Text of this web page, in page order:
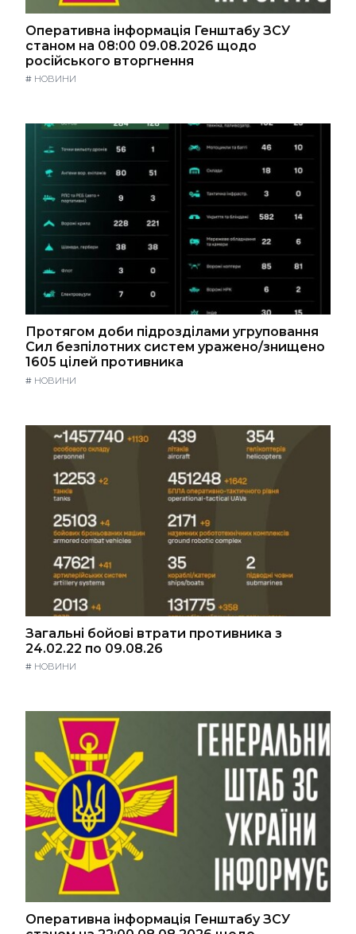
Оперативна інформація Генштабу ЗСУ
станом на 08:00 09.08.2026 щодо
російського вторгнення
# НОВИНИ
Протягом доби підрозділами угруповання
Сил безпілотних систем уражено/знищено
1605 цілей противника
# НОВИНИ
Загальні бойові втрати противника з
24.02.22 по 09.08.26
# НОВИНИ
Оперативна інформація Генштабу ЗСУ